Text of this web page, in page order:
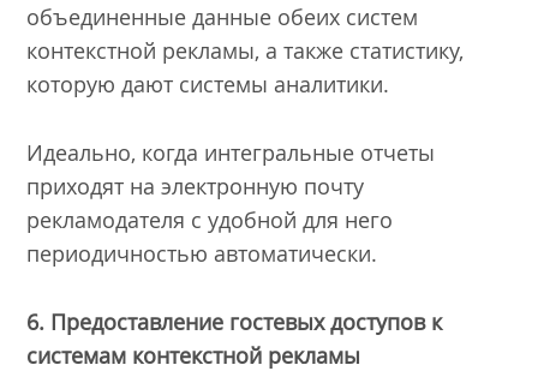
объединенные данные обеих систем
контекстной рекламы, а также статистику,
которую дают системы аналитики.
Идеально, когда интегральные отчеты
приходят на электронную почту
рекламодателя с удобной для него
периодичностью автоматически.
6. Предоставление гостевых доступов к
системам контекстной рекламы